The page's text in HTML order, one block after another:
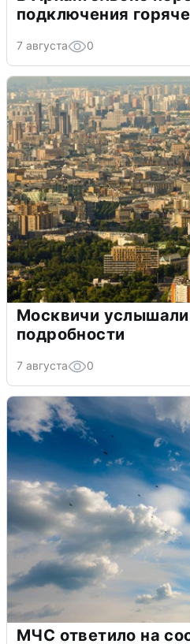
подключения
7 августа 0
Москвичи услышали
подробности
7 августа 0
МЧС ответило на